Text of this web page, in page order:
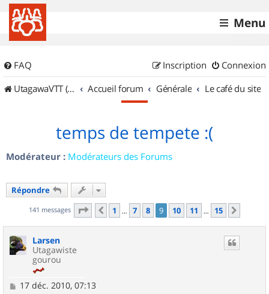
Menu
FAQ Connexion
Inscription
UtagawaVTT (Randos VTT et VTTAE avec traces GPS)
Accueil forum Générale Le café du site
temps de tempete :(
Modérateur : Modérateurs des Forums
Répondre
141 messages Page 9sur 15
Précédent
1 … 7 8 9 10 11 … 15
Larsen
Utagawiste
gourou
M17 déc. 2010, 07:13